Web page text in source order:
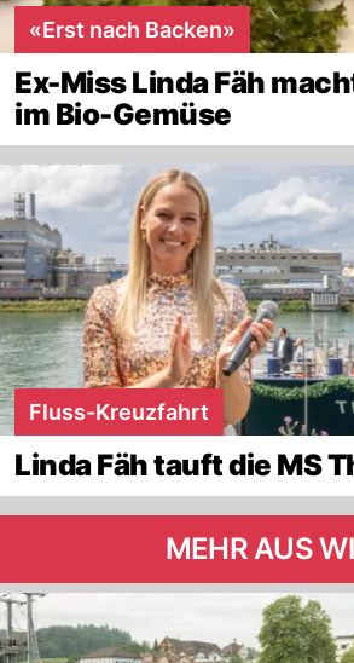
«Erst nach Backen»
Ex-Miss Linda Fäh
im Bio-Gemüse
Fluss-Kreuzfahrt
Linda Fäh tauft die MS
MEHR AUS